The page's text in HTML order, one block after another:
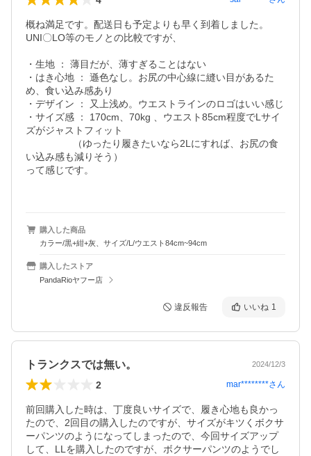
概ね満足です。配送日も予定よりも早く到着しました。
UNI〇LO等のモノとの比較ですが、
・生地 ： 薄目だが、薄すぎることはない
・はき心地 ： 遜色なし。お尻の中心線に縫い目があるた
め、食い込み感あり
・デザイン ： 又上浅め。ウエストラインのロゴはいい感じ
・サイズ感 ： 170cm、70kg 、ウエスト85cm程度でLサイ
ズがジャストフィット
い込み感も減りそう）
って感じです。
購入した商品
カラー/黒+紺+灰、サイズ/L/ウエスト84cm~94cm
購入したストア
PandaRioヤフー店
違反報告 いいね 1
トランクスでは無い。 2024/12/3
2 mar********さん
前回購入した時は、丁度良いサイズで、履き心地も良かっ
たので、2回目の購入したのですが、サイズがキツくボクサ
ーパンツのようになってしまったので、今回サイズアップ
して、LLを購入したのですが、ボクサーパンツのようでし